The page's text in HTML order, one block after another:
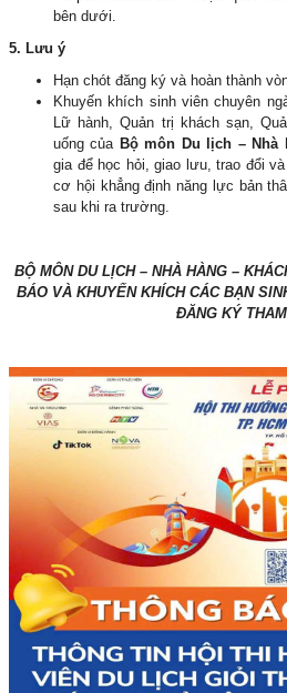
bên dưới.
5. Lưu ý
Hạn chót đăng ký và hoàn thành
Khuyến khích sinh viên chuyên
Lữ hành, Quản trị khách sạn,
uống của Bộ môn Du lịch – Nhà
gia để học hỏi, giao lưu, trao đổi
cơ hội khẳng định năng lực bản
sau khi ra trường.
BỘ MÔN DU LỊCH– NHÀ HÀNG –
BÁO VÀ KHUYẾN KHÍCH CÁC BẠN
ĐĂNG KÝ